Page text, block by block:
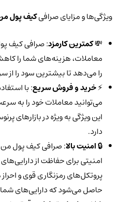
ویژگی‌ها و مزایای صرافیکیف پول من
💸کمترین کارمزد: صرافی کیف پول
معاملات، هزینه‌های شما را
را می‌دهد تا بیشترین سود را از
⚡️خرید و فروش سریع: با
می‌توانید معاملات خود را به
این ویژگی به ویژه در بازارهای
دارد.
🔒امنیت بالا: صرافی کیف پول من
امنیتی برای حفاظت از
پروتکل‌های رمزنگاری قوی و
حاصل می‌شود که دارایی‌های